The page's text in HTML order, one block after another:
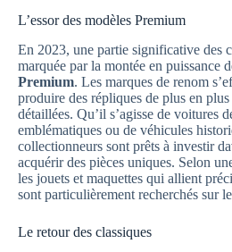
L’essor des modèles Premium
En 2023, une partie significative des
marquée par la montée en puissance
Premium. Les marques de renom
produire des répliques de plus en
détaillées. Qu’il s’agisse de voitures
emblématiques ou de véhicules
collectionneurs sont prêts à investir
acquérir des pièces uniques. Selon
les jouets et maquettes qui allient
sont particulièrement recherchés sur
Le retour des classiques